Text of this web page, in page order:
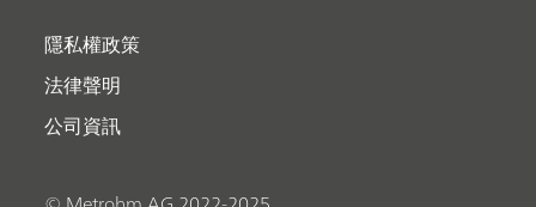
隱私權政策
法律聲明
公司資訊